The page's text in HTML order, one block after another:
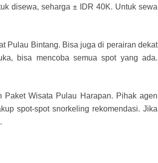
disewa, seharga ± IDR 40K. Untuk sewa
Pulau Bintang. Bisa juga di perairan dekat
bisa mencoba semua spot yang ada.
Paket Wisata Pulau Harapan. Pihak agen
spot-spot snorkeling rekomendasi. Jika